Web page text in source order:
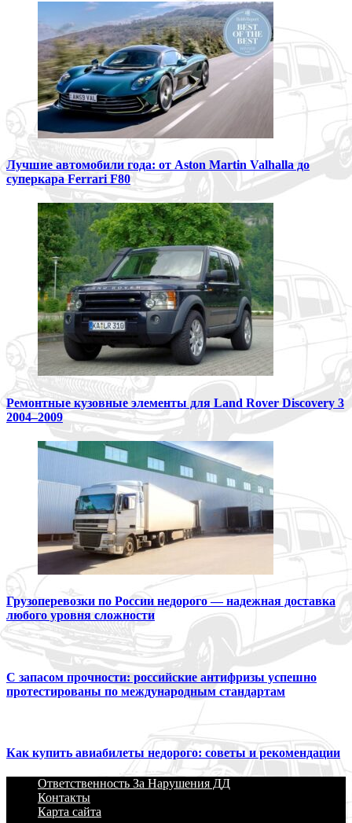
Лучшие автомобили года: от Aston Martin Valhalla до
суперкара Ferrari F80
Ремонтные кузовные элементы для Land Rover Discovery 3
2004–2009
Грузоперевозки по России недорого — надежная доставка
любого уровня сложности
С запасом прочности: российские антифризы успешно
протестированы по международным стандартам
Как купить авиабилеты недорого: советы и рекомендации
Ответственность За Нарушения ДД
Контакты
Карта сайта